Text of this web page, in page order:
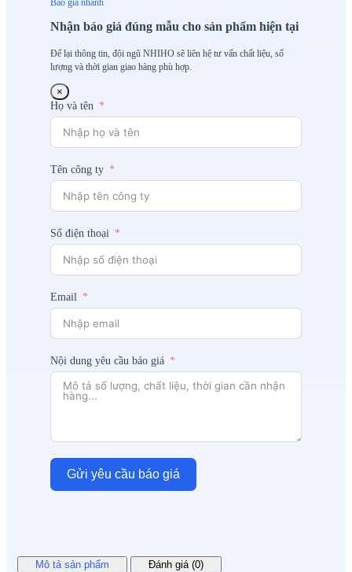
Nhận báo giá đúng mẫu cho sản phẩm hiện tại
Để lại thông tin, đội ngũ NHIHO sẽ liên hệ tư vấn chất liệu, số
lượng và thời gian giao hàng phù hợp.
×
Họ và tên
Tên công ty
Số điện thoại
Email
Nội dung yêu cầu báo giá
Gửi yêu cầu báo giá
Mô tả sản phẩm
Đánh giá (0)